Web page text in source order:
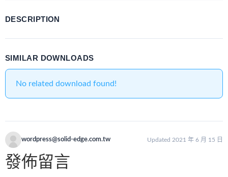
DESCRIPTION
SIMILAR DOWNLOADS
No related download found!
wordpress@solid-edge.com.tw Updated 2021 年 6 月 15 日
發佈留言